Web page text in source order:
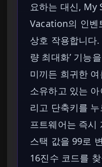
요하는 대신, My
Vacation의 인벤
상호 작용합니다
량 최대화’ 기능
미끼든 희귀한
소유하고 있는
리고 단축키를
프트웨어는 즉시
스택 값을 99로
16진수 코드를